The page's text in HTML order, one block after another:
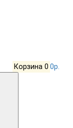
Корзина 0 0р.